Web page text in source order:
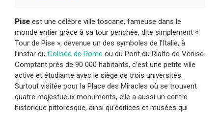
Pise est une célèbre ville toscane, fameuse dans le
monde entier grâce à sa tour penchée, dite simplement «
Tour de Pise », devenue un des symboles de l’Italie, à
l’instar du Colisée de Rome ou du Pont du Rialto de Venise.
Comptant près de 90 000 habitants, c’est une petite ville
active et étudiante avec le siège de trois universités.
Surtout visitée pour la Place des Miracles où se trouvent
quatre majestueux monuments, elle a aussi un centre
historique pittoresque, ainsi qu’édifices et musées qui